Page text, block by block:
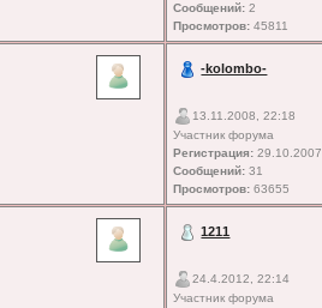
Сообщений: 2
Просмотров: 45811
-kolombo-
13.11.2008, 22:18
Участник форума
Регистрация: 29.10.2007
Сообщений: 31
Просмотров: 63655
1211
24.4.2012, 22:14
Участник форума